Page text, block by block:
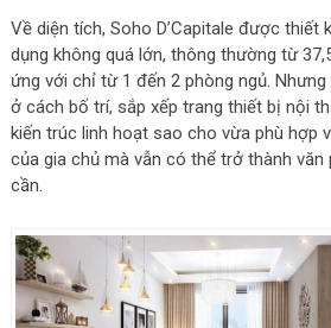
Về diện tích, Soho D’Capitale được thiết
dụng không quá lớn, thông thường từ
ứng với chỉ từ 1 đến 2 phòng ngủ.
ở cách bố trí, sắp xếp trang thiết bị nội
kiến trúc linh hoạt sao cho vừa phù hợp
của gia chủ mà vẫn có thể trở thành văn
cần.